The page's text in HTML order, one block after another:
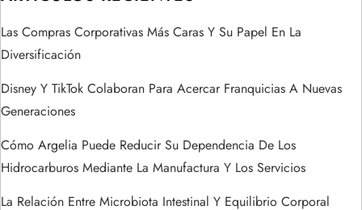
ó
n
d
e
e
Las Compras Corporativas Más Caras Y Su Papel En La
Diversificación
Disney Y TikTok Colaboran Para Acercar Franquicias A Nuevas
Generaciones
Cómo Argelia Puede Reducir Su Dependencia De Los
Hidrocarburos Mediante La Manufactura Y Los Servicios
La Relación Entre Microbiota Intestinal Y Equilibrio Corporal